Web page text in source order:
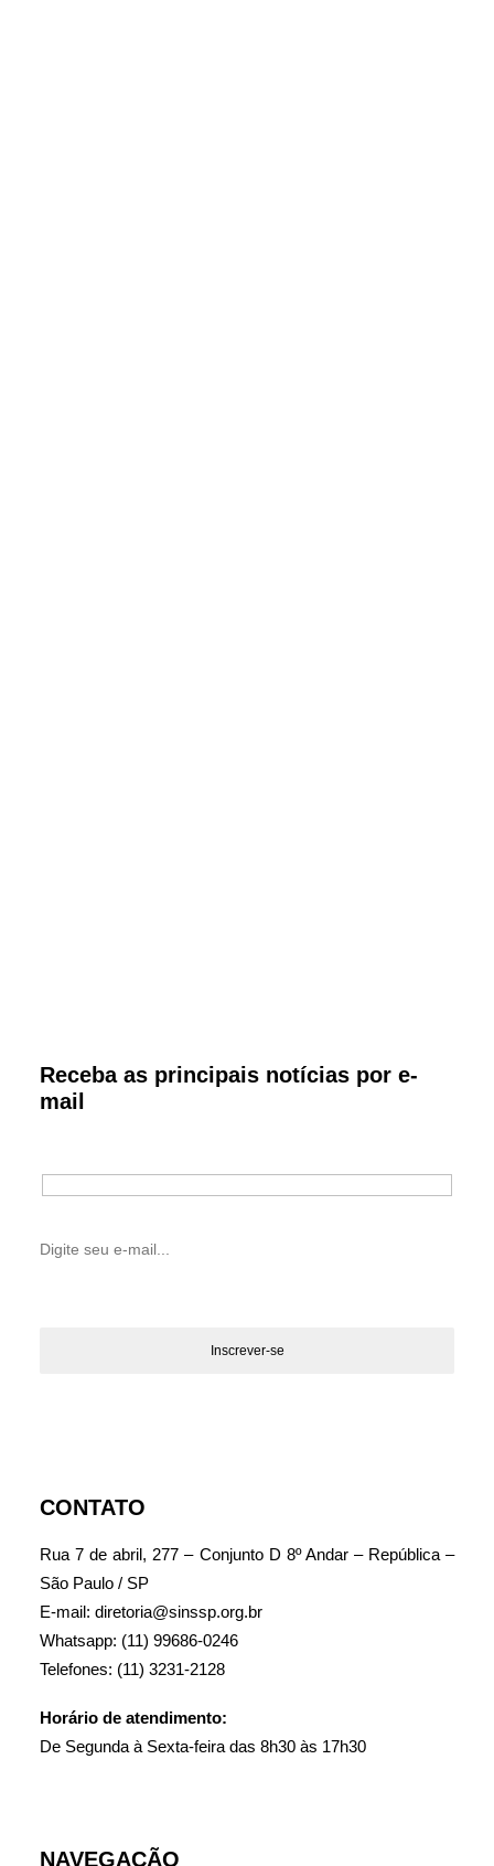
Receba as principais notícias por e-
mail
CONTATO
Rua 7 de abril, 277 – Conjunto D 8º Andar – República –
São Paulo / SP
E-mail: diretoria@sinssp.org.br
Whatsapp: (11) 99686-0246
Telefones: (11) 3231-2128
Horário de atendimento:
De Segunda à Sexta-feira das 8h30 às 17h30
NAVEGAÇÃO